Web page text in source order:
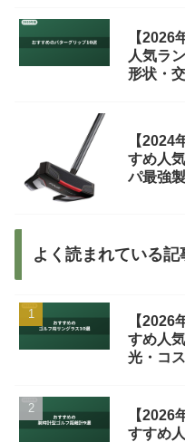
【2026
人気ラ
形状・
【2024
すめ人
パ最強
よく読まれている記
【2026
すめ人
光・コ
【2026
すすめ